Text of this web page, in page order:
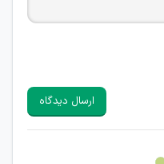
ندارد.
طریقی قصد مأیوس کردن
افراد (مسئول و غیر مسئول)
حضوری چه به صورت دسته
ارسال دیدگاه